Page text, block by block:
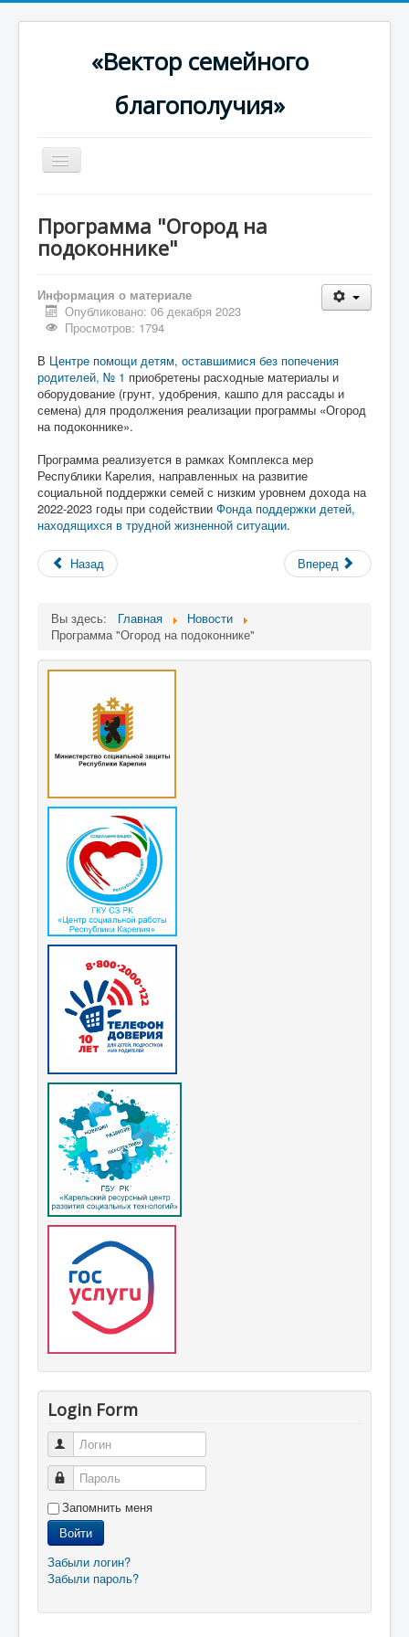
«Вектор семейного
благополучия»
Включить/
выключить
О проекте
Для специалистов
В помощь семье
Новости
Программа "Огород на
подоконнике"
Информация о материале
Опубликовано: 06 декабря 2023
Просмотров: 1794
В Центре помощи детям, оставшимися без попечения
родителей, № 1 приобретены расходные материалы и
оборудование (грунт, удобрения, кашпо для рассады и
семена) для продолжения реализации программы «Огород
на подоконнике».
Программа реализуется в рамках Комплекса мер
Республики Карелия, направленных на развитие
социальной поддержки семей с низким уровнем дохода на
2022-2023 годы при содействии Фонда поддержки детей,
находящихся в трудной жизненной ситуации.
Назад Вперед
Вы здесь: Главная
Новости
Программа "Огород на подоконнике"
Login Form
Логин
Пароль
Запомнить меня
Войти
Забыли логин?
Забыли пароль?